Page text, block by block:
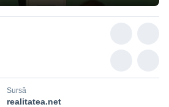
Sursă
realitatea.net